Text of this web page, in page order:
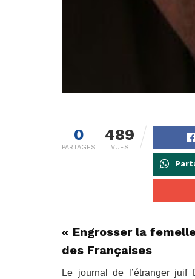
0
PARTAGES
489
VUES
« Engrosser la
des Françaises
Le journal de l’étranger juif